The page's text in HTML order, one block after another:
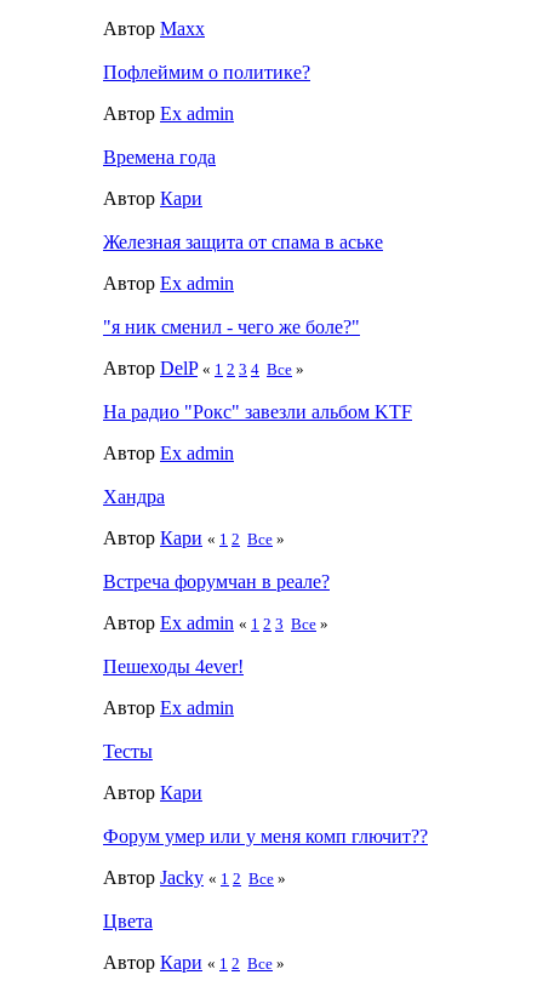
Автор Maxx
Пофлеймим о политике?
Автор Ex admin
Времена года
Автор Кари
Железная защита от спама в аське
Автор Ex admin
"я ник сменил - чего же боле?"
Автор DelP « 1 2 3 4 Все »
На радио "Рокс" завезли альбом KTF
Автор Ex admin
Хандра
Автор Кари « 1 2 Все »
Встреча форумчан в реале?
Автор Ex admin « 1 2 3 Все »
Пешеходы 4ever!
Автор Ex admin
Тесты
Автор Кари
Форум умер или у меня комп глючит??
Автор Jacky « 1 2 Все »
Цвета
Автор Кари « 1 2 Все »